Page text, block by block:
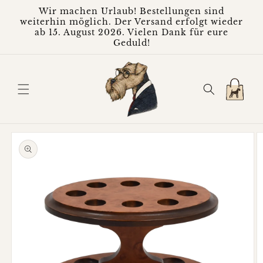
Inhalt
Wir machen Urlaub! Bestellungen sind
weiterhin möglich. Der Versand erfolgt wieder
ab 15. August 2026. Vielen Dank für eure
Geduld!
Warenkorb